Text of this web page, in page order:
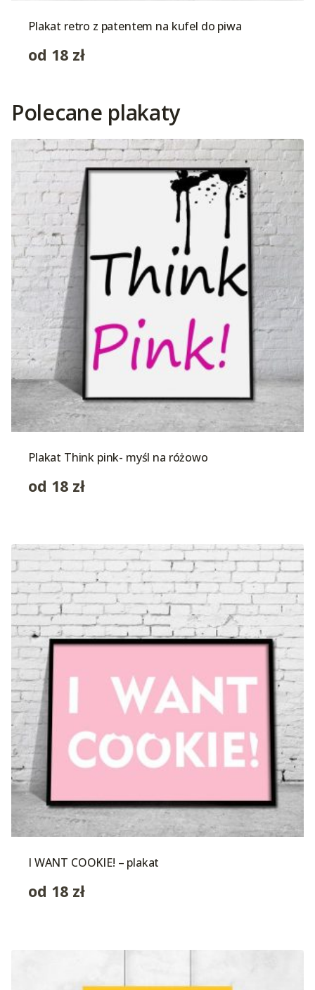
Plakat retro z patentem na kufel do piwa
od 18 zł
Polecane plakaty
Plakat Think pink- myśl na różowo
od 18 zł
I WANT COOKIE! – plakat
od 18 zł